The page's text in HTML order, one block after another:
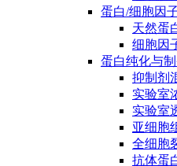
蛋白/细胞因
天然蛋
细胞因
蛋白纯化与
抑制剂
实验室
实验室
亚细胞
全细胞
抗体蛋